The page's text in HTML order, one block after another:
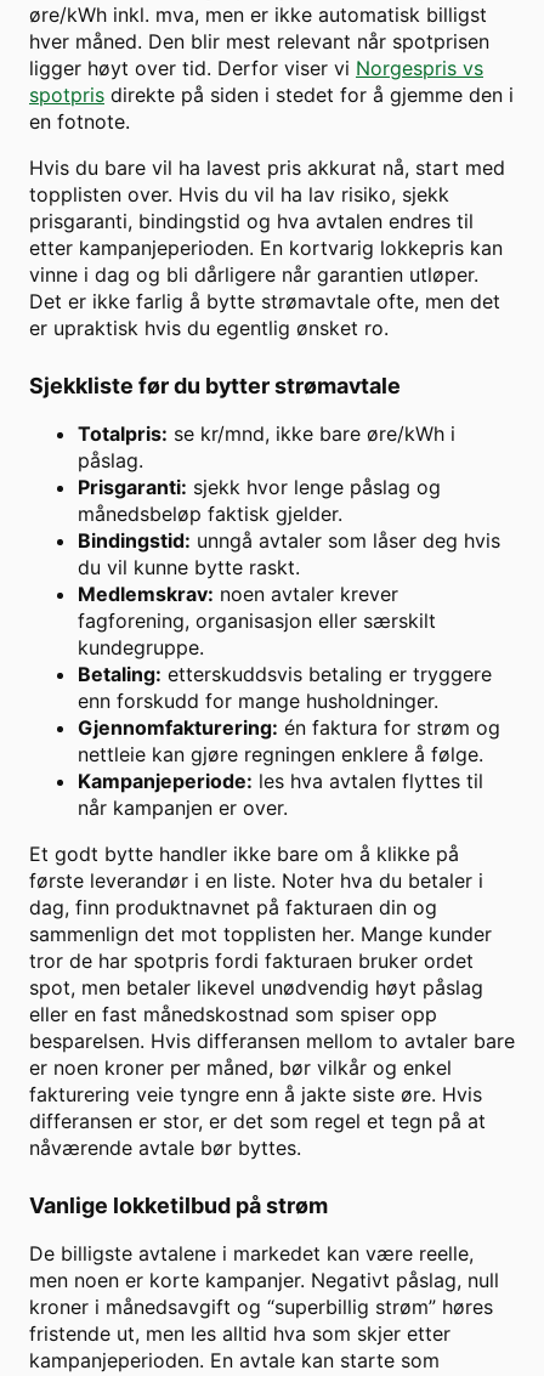
øre/kWh inkl. mva, men er ikke automatisk billigst
hver måned. Den blir mest relevant når spotprisen
ligger høyt over tid. Derfor viser vi Norgespris vs
spotpris direkte på siden i stedet for å gjemme den i
en fotnote.
Hvis du bare vil ha lavest pris akkurat nå, start med
topplisten over. Hvis du vil ha lav risiko, sjekk
prisgaranti, bindingstid og hva avtalen endres til
etter kampanjeperioden. En kortvarig lokkepris kan
vinne i dag og bli dårligere når garantien utløper.
Det er ikke farlig å bytte strømavtale ofte, men det
er upraktisk hvis du egentlig ønsket ro.
Sjekkliste før du bytter strømavtale
Totalpris: se kr/mnd, ikke bare øre/kWh i
påslag.
Prisgaranti: sjekk hvor lenge påslag og
månedsbeløp faktisk gjelder.
Bindingstid: unngå avtaler som låser deg hvis
du vil kunne bytte raskt.
Medlemskrav: noen avtaler krever
fagforening, organisasjon eller særskilt
kundegruppe.
Betaling: etterskuddsvis betaling er tryggere
enn forskudd for mange husholdninger.
Gjennomfakturering: én faktura for strøm og
nettleie kan gjøre regningen enklere å følge.
Kampanjeperiode: les hva avtalen flyttes til
når kampanjen er over.
Et godt bytte handler ikke bare om å klikke på
første leverandør i en liste. Noter hva du betaler i
dag, finn produktnavnet på fakturaen din og
sammenlign det mot topplisten her. Mange kunder
tror de har spotpris fordi fakturaen bruker ordet
spot, men betaler likevel unødvendig høyt påslag
eller en fast månedskostnad som spiser opp
besparelsen. Hvis differansen mellom to avtaler bare
er noen kroner per måned, bør vilkår og enkel
fakturering veie tyngre enn å jakte siste øre. Hvis
differansen er stor, er det som regel et tegn på at
nåværende avtale bør byttes.
Vanlige lokketilbud på strøm
De billigste avtalene i markedet kan være reelle,
men noen er korte kampanjer. Negativt påslag, null
kroner i månedsavgift og “superbillig strøm” høres
fristende ut, men les alltid hva som skjer etter
kampanjeperioden. En avtale kan starte som